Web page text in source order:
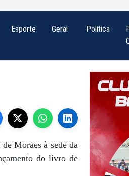
Esporte Geral Política
Moraes à sede da
do livro de